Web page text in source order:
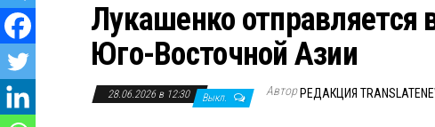
Лукашенко отправляется
Юго-Восточной Азии
28.06.2026 в 12:30 Выкл. Автор РЕДАКЦИЯ